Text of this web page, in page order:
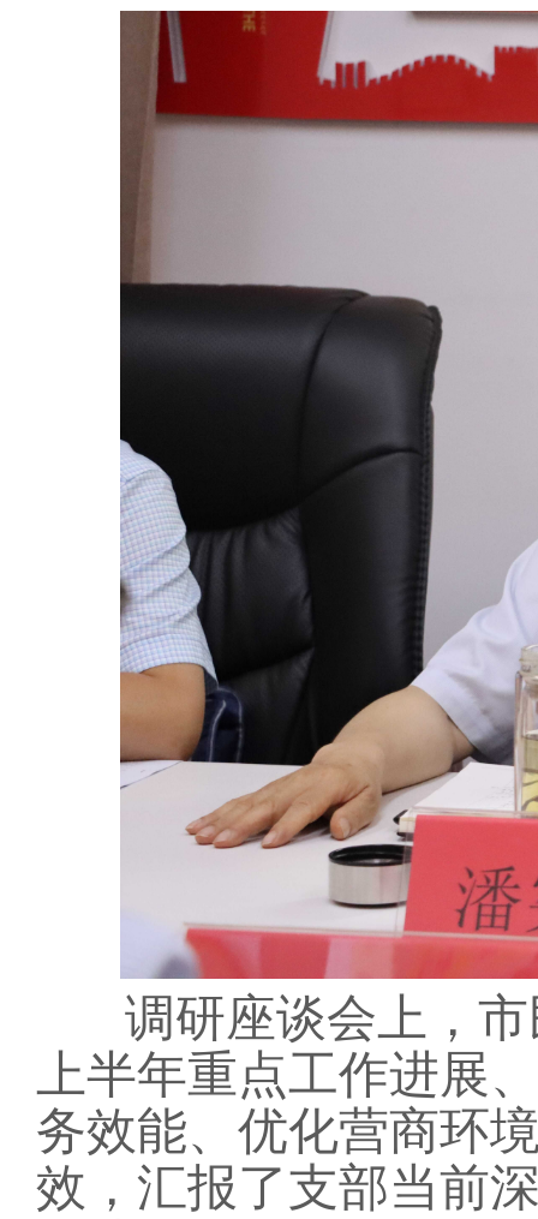
调研座谈会上，
上半年重点工作进展
务效能、优化营商环
效，汇报了支部当前